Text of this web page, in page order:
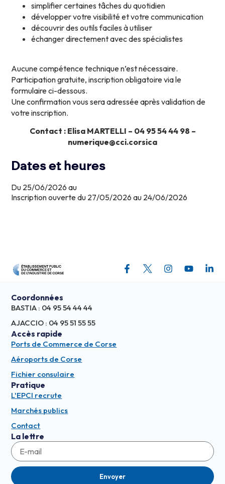
simplifier certaines tâches du quotidien
développer votre visibilité et votre communication
découvrir des outils faciles à utiliser
échanger directement avec des spécialistes
Aucune compétence technique n’est nécessaire.
Participation gratuite, inscription obligatoire via le
formulaire ci-dessous.
Une confirmation vous sera adressée après validation de
votre inscription.
Contact : Elisa MARTELLI – 04 95 54 44 98 –
numerique@cci.corsica
Dates et heures
Du 25/06/2026 au
Inscription ouverte du 27/05/2026 au 24/06/2026
Coordonnées
BASTIA : 04 95 54 44 44
AJACCIO : 04 95 51 55 55
Accès rapide
Ports de Commerce de Corse
Aéroports de Corse
Fichier consulaire
Pratique
L'EPCI recrute
Marchés publics
Contact
La lettre
Envoyer